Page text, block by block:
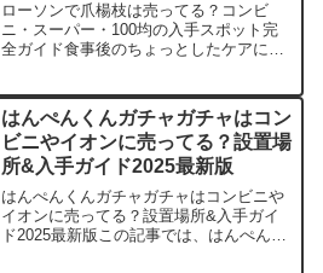
ローソンで爪楊枝は売ってる？コンビ
ニ・スーパー・100均の入手スポット完
全ガイド食事後のちょっとしたケアに欠
事では爪楊枝の取扱店や平均価格、安く
買えるスポットをサクッと...
はんぺんくんガチャガチャはコン
ビニやイオンに売ってる？設置場
所&入手ガイド2025最新版
はんぺんくんガチャガチャはコンビニや
イオンに売ってる？設置場所&入手ガイ
ド2025最新版この記事では、はんぺんく